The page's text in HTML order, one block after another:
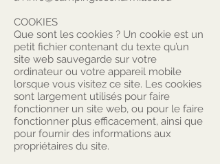
COOKIES
Que sont les cookies ? Un cookie est un
petit fichier contenant du texte qu’un
site web sauvegarde sur votre
ordinateur ou votre appareil mobile
lorsque vous visitez ce site. Les cookies
sont largement utilisés pour faire
fonctionner un site web, ou pour le faire
fonctionner plus efficacement, ainsi que
pour fournir des informations aux
propriétaires du site.